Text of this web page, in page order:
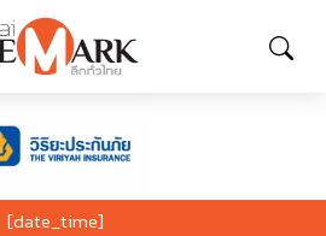
[date_time]